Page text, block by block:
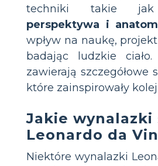
techniki takie
perspektywa i
wpływ na naukę,
badając ludzkie
zawierają szczegółowe
które zainspirowały
Jakie wynalazki
Leonardo da
Niektóre wynalazki